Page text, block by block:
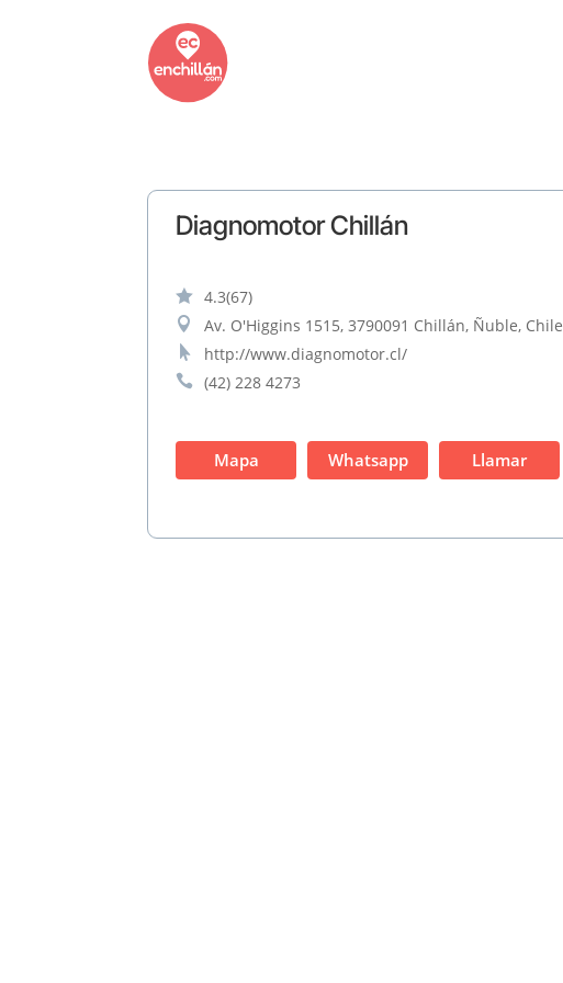
Diagnomotor Chillán
 4.3(67)
 Av. O'Higgins 1515, 3790091 Chillán, Ñuble, Chile
 http://www.diagnomotor.cl/
 (42) 228 4273
Mapa Whatsapp Llamar